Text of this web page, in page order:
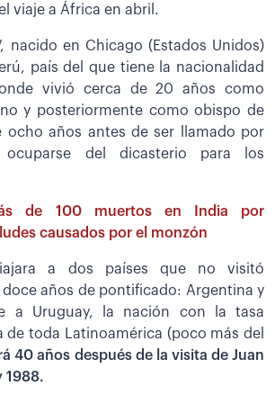
viaje a África en abril.
nacido en Chicago (Estados Unidos)
país del que tiene la nacionalidad
vivió cerca de 20 años como
y posteriormente como obispo de
ocho años antes de ser llamado por
ocuparse del dicasterio para los
de 100 muertos en India por
causados por el monzón
a dos países que no visitó
doce años de pontificado: Argentina y
a Uruguay, la nación con la tasa
de toda Latinoamérica (poco más del
40 años después de la visita de Juan
1988.